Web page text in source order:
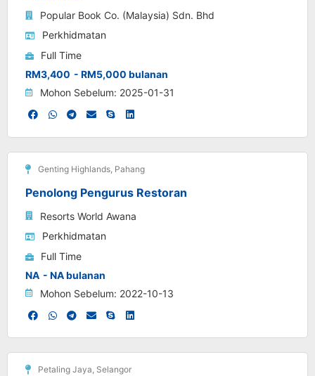
Popular Book Co. (Malaysia) Sdn. Bhd
Perkhidmatan
Full Time
RM3,400 - RM5,000 bulanan
Mohon Sebelum: 2025-01-31
Genting Highlands Pahang
Penolong Pengurus Restoran
Resorts World Awana
Perkhidmatan
Full Time
NA - NA bulanan
Mohon Sebelum: 2022-10-13
Petaling Jaya, Selangor